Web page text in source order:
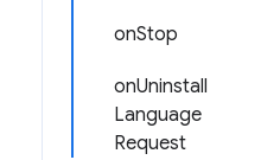
onStop
onUninstall
Language
Request